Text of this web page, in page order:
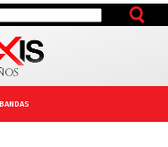
BANDAS